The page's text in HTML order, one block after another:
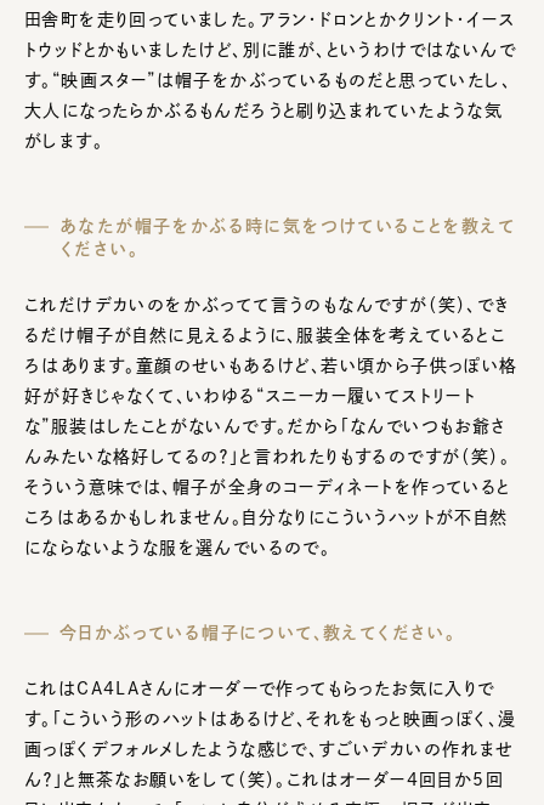
田舎町を走り回っていました。アラン・ドロンとかクリント・イース
トウッドとかもいましたけど、別に誰が、というわけではないんで
す。“映画スター”は帽子をかぶっているものだと思っていたし、
大人になったらかぶるもんだろうと刷り込まれていたような気
がします。
あなたが帽子をかぶる時に気をつけていることを教えて
ください。
これだけデカいのをかぶってて言うのもなんですが（笑）、でき
るだけ帽子が自然に見えるように、服装全体を考えているとこ
ろはあります。童顔のせいもあるけど、若い頃から子供っぽい格
好が好きじゃなくて、いわゆる“スニーカー履いてストリート
な”服装はしたことがないんです。だから「なんでいつもお爺さ
んみたいな格好してるの？」と言われたりもするのですが（笑）。
そういう意味では、帽子が全身のコーディネートを作っていると
ころはあるかもしれません。自分なりにこういうハットが不自然
にならないような服を選んでいるので。
今日かぶっている帽子について、教えてください。
これはCA4LAさんにオーダーで作ってもらったお気に入りで
す。「こういう形のハットはあるけど、それをもっと映画っぽく、漫
画っぽくデフォルメしたような感じで、すごいデカいの作れませ
ん？」と無茶なお願いをして（笑）。これはオーダー4回目か5回